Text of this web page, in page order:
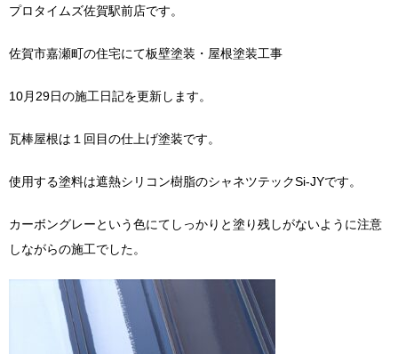
プロタイムズ佐賀駅前店です。
佐賀市嘉瀬町の住宅にて板壁塗装・屋根塗装工事
10月29日の施工日記を更新します。
瓦棒屋根は１回目の仕上げ塗装です。
使用する塗料は遮熱シリコン樹脂のシャネツテックSi-JYです。
カーボングレーという色にてしっかりと塗り残しがないように注意
しながらの施工でした。